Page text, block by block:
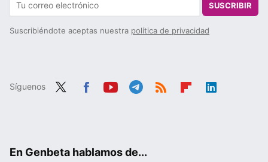
SUSCRIBIR
Suscribiéndote aceptas nuestra política de privacidad
Síguenos
En Genbeta hablamos de...